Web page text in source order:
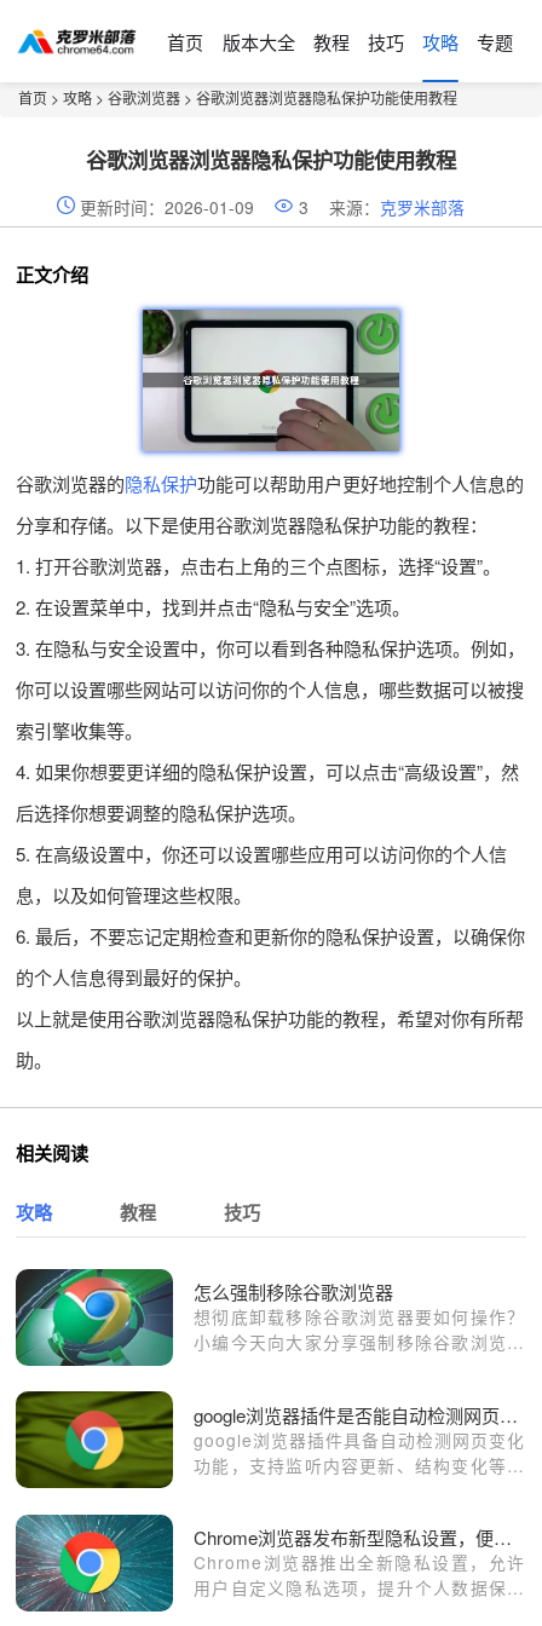
首页 版本大全 教程 技巧 攻略 专题
首页 > 攻略 > 谷歌浏览器 > 谷歌浏览器浏览器隐私保护功能使用教程
谷歌浏览器浏览器隐私保护功能使用教程
更新时间：2026-01-09 3 来源： 克罗米部落
正文介绍
谷歌浏览器的隐私保护功能可以帮助用户更好地控制个人信息的
分享和存储。以下是使用谷歌浏览器隐私保护功能的教程：
1. 打开谷歌浏览器，点击右上角的三个点图标，选择“设置”。
2. 在设置菜单中，找到并点击“隐私与安全”选项。
3. 在隐私与安全设置中，你可以看到各种隐私保护选项。例如，
你可以设置哪些网站可以访问你的个人信息，哪些数据可以被搜
索引擎收集等。
4. 如果你想要更详细的隐私保护设置，可以点击“高级设置”，然
后选择你想要调整的隐私保护选项。
5. 在高级设置中，你还可以设置哪些应用可以访问你的个人信
息，以及如何管理这些权限。
6. 最后，不要忘记定期检查和更新你的隐私保护设置，以确保你
的个人信息得到最好的保护。
以上就是使用谷歌浏览器隐私保护功能的教程，希望对你有所帮
助。
相关阅读
攻略 教程 技巧
怎么强制移除谷歌浏览器
想彻底卸载移除谷歌浏览器要如何操作？
小编今天向大家分享强制移除谷歌浏览器
google浏览器插件是否能自动检测网页变化
google浏览器插件具备自动检测网页变化
功能，支持监听内容更新、结构变化等并
Chrome浏览器发布新型隐私设置，便于用户自定义选择
Chrome浏览器推出全新隐私设置，允许
用户自定义隐私选项，提升个人数据保护